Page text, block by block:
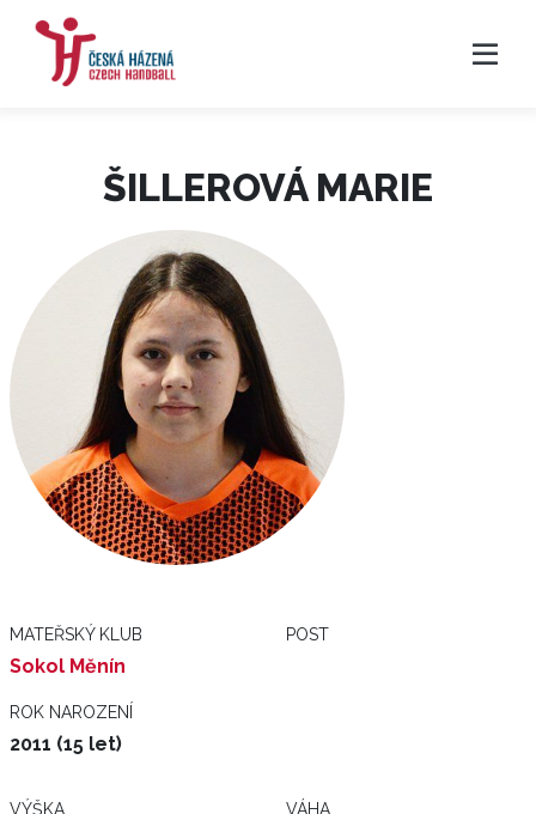
ŠILLEROVÁ MARIE
MATEŘSKÝ KLUB
Sokol Měnín
POST
ROK NAROZENÍ
2011 (15 let)
VÝŠKA VÁHA